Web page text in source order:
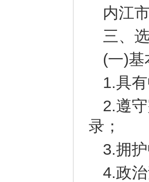
内江
三、
(一)
1.具
2.遵
录；
3.拥
4.政